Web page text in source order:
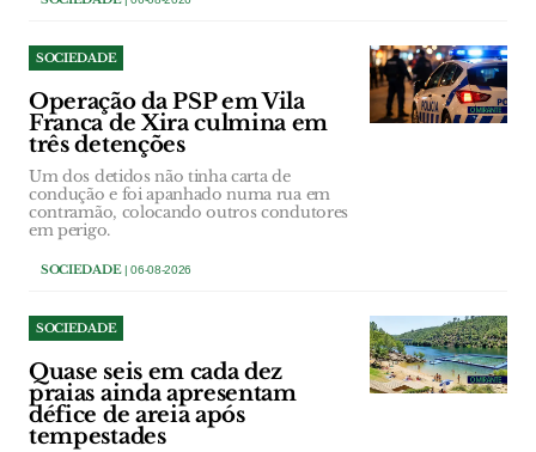
SOCIEDADE
Operação da PSP em Vila
Franca de Xira culmina em
três detenções
Um dos detidos não tinha carta de
condução e foi apanhado numa rua em
contramão, colocando outros condutores
em perigo.
SOCIEDADE| 06-08-2026
SOCIEDADE
Quase seis em cada dez
praias ainda apresentam
défice de areia após
tempestades